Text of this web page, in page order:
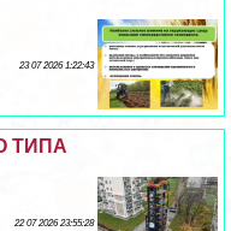
23 07 2026 1:22:43
ТИПА
22 07 2026 23:55:28